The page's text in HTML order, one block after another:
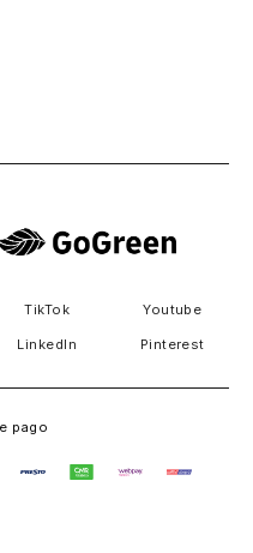
TikTok Youtube
LinkedIn Pinterest
pago